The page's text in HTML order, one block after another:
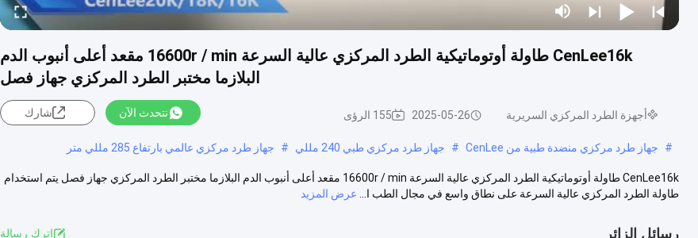
CenLee16k طاولة أوتوماتيكية الطرد المركزي عالية السرعة 16600r / min مقعد أعلى أنبوب الدم
البلازما مختبر الطرد المركزي جهاز فصل
أجهزة الطرد المركزي السريرية 2025-05-26 155 الرؤى نتحدث الآن شارك
# جهاز طرد مركزي منضدة طبية من CenLee # جهاز طرد مركزي طبي 240 مللي # جهاز طرد مركزي عالمي بارتفاع 285 مللي متر
CenLee16k طاولة أوتوماتيكية الطرد المركزي عالية السرعة 16600r / min مقعد أعلى أنبوب الدم البلازما مختبر الطرد المركزي جهاز فصل يتم استخدام
طاولة الطرد المركزي عالية السرعة على نطاق واسع في مجال الطب ا...
عرض المزيد
رسائل الزائر اترك رسالة